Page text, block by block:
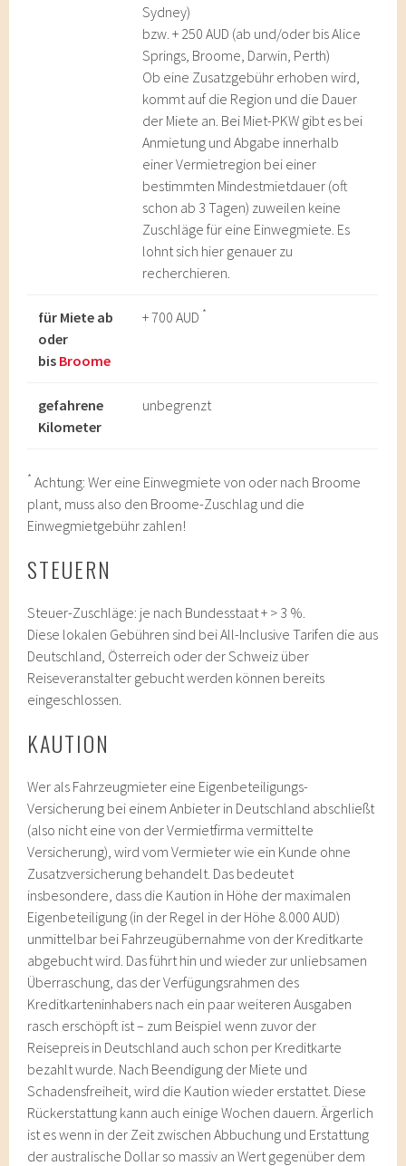
Sydney)
bzw. + 250 AUD (ab und/oder bis Alice
Springs, Broome, Darwin, Perth)
Ob eine Zusatzgebühr erhoben wird,
kommt auf die Region und die Dauer
der Miete an. Bei Miet-PKW gibt es bei
Anmietung und Abgabe innerhalb
einer Vermietregion bei einer
bestimmten Mindestmietdauer (oft
schon ab 3 Tagen) zuweilen keine
Zuschläge für eine Einwegmiete. Es
lohnt sich hier genauer zu
recherchieren.
für Miete ab
oder
bis Broome
+ 700 AUD *
gefahrene
Kilometer
unbegrenzt
* Achtung: Wer eine Einwegmiete von oder nach Broome
plant, muss also den Broome-Zuschlag und die
Einwegmietgebühr zahlen!
STEUERN
Steuer-Zuschläge: je nach Bundesstaat + > 3 %.
Diese lokalen Gebühren sind bei All-Inclusive Tarifen die aus
Deutschland, Österreich oder der Schweiz über
Reiseveranstalter gebucht werden können bereits
eingeschlossen.
KAUTION
Wer als Fahrzeugmieter eine Eigenbeteiligungs-
Versicherung bei einem Anbieter in Deutschland abschließt
(also nicht eine von der Vermietfirma vermittelte
Versicherung), wird vom Vermieter wie ein Kunde ohne
Zusatzversicherung behandelt. Das bedeutet
insbesondere, dass die Kaution in Höhe der maximalen
Eigenbeteiligung (in der Regel in der Höhe 8.000 AUD)
unmittelbar bei Fahrzeugübernahme von der Kreditkarte
abgebucht wird. Das führt hin und wieder zur unliebsamen
Überraschung, das der Verfügungsrahmen des
Kreditkarteninhabers nach ein paar weiteren Ausgaben
rasch erschöpft ist – zum Beispiel wenn zuvor der
Reisepreis in Deutschland auch schon per Kreditkarte
bezahlt wurde. Nach Beendigung der Miete und
Schadensfreiheit, wird die Kaution wieder erstattet. Diese
Rückerstattung kann auch einige Wochen dauern. Ärgerlich
ist es wenn in der Zeit zwischen Abbuchung und Erstattung
der australische Dollar so massiv an Wert gegenüber dem